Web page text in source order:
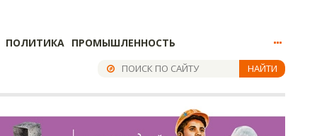
ПОЛИТИКА ПРОМЫШЛЕННОСТЬ
НАЙТИ